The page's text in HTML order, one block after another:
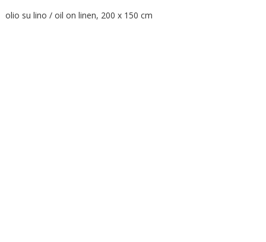
olio su lino / oil on linen, 200 x 150 cm